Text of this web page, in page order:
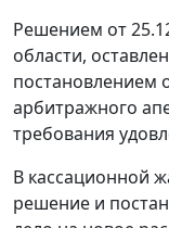
Решением от
области,
постановлением
арбитражного
требования
В кассационной
решение и